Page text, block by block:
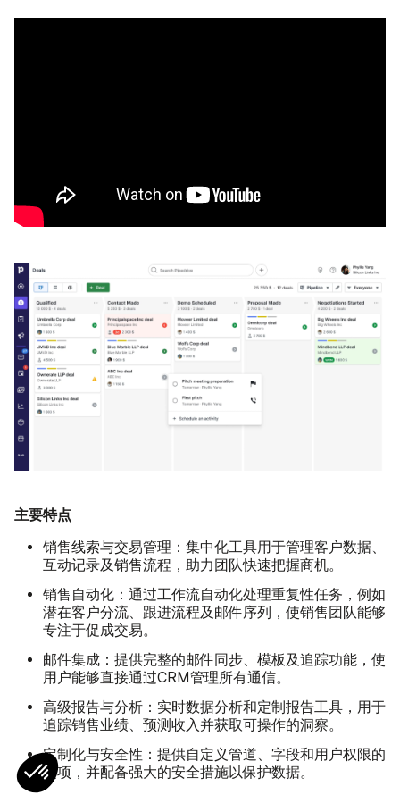
主要特点
销售线索与交易管理： 集中化工具用于管理客户数据、
互动记录及销售流程，助力团队快速把握商机。
销售自动化： 通过工作流自动化处理重复性任务，例如
潜在客户分流、跟进流程及邮件序列，使销售团队能够
专注于促成交易。
邮件集成： 提供完整的邮件同步、模板及追踪功能，使
用户能够直接通过CRM管理所有通信。
高级报告与分析： 实时数据分析和定制报告工具，用于
追踪销售业绩、预测收入并获取可操作的洞察。
定制化与安全性： 提供自定义管道、字段和用户权限的
选项，并配备强大的安全措施以保护数据。